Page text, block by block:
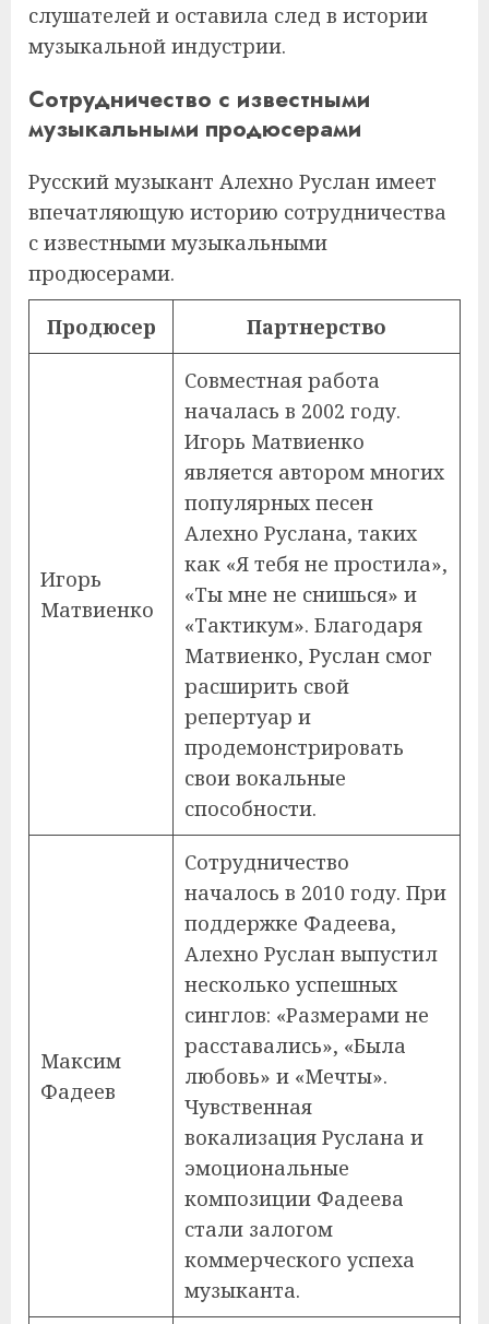
слушателей и оставила след в истории
музыкальной индустрии.
Сотрудничество с известными
музыкальными продюсерами
Русский музыкант Алехно Руслан имеет
впечатляющую историю сотрудничества
с известными музыкальными
продюсерами.
Продюсер Партнерство
Игорь
Матвиенко
Совместная работа
началась в 2002 году.
Игорь Матвиенко
является автором многих
популярных песен
Алехно Руслана, таких
как «Я тебя не простила»,
«Ты мне не снишься» и
«Тактикум». Благодаря
Матвиенко, Руслан смог
расширить свой
репертуар и
продемонстрировать
свои вокальные
способности.
Максим
Фадеев
Сотрудничество
началось в 2010 году. При
поддержке Фадеева,
Алехно Руслан выпустил
несколько успешных
синглов: «Размерами не
расставались», «Была
любовь» и «Мечты».
Чувственная
вокализация Руслана и
эмоциональные
композиции Фадеева
стали залогом
коммерческого успеха
музыканта.